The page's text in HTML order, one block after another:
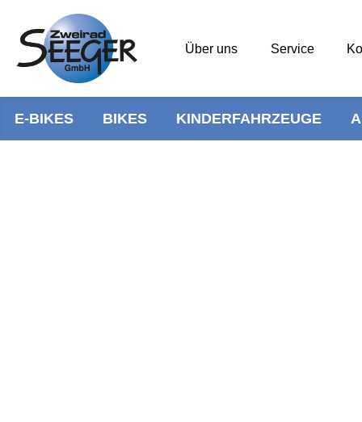
Über uns Service
E-BIKES BIKES KINDERFAHRZEUGE